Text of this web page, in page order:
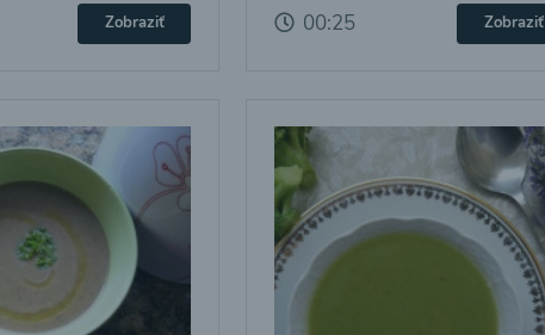
Zobraziť 00:25 Zobraziť